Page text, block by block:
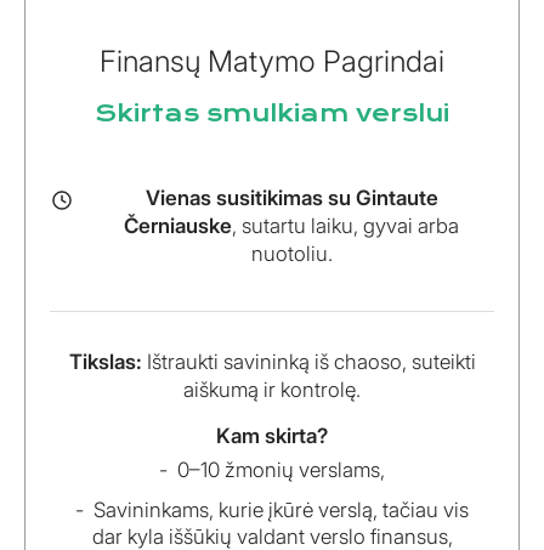
Finansų Matymo Pagrindai
Skirtas smulkiam verslui
Vienas susitikimas su Gintaute
Černiauske, sutartu laiku, gyvai arba
nuotoliu.
Tikslas: Ištraukti savininką iš chaoso, suteikti
aiškumą ir kontrolę.
Kam skirta?
0–10 žmonių verslams,
Savininkams, kurie įkūrė verslą, tačiau vis
dar kyla iššūkių valdant verslo finansus,